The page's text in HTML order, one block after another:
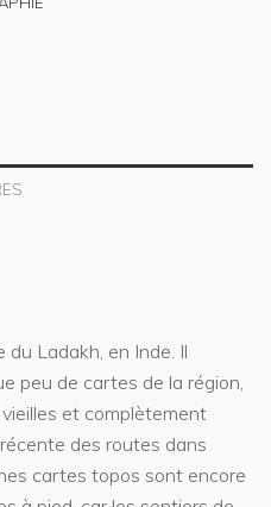
Ladakh, en Inde. Il
peu de cartes de la région,
et complètement
des routes dans
cartes topos sont encore